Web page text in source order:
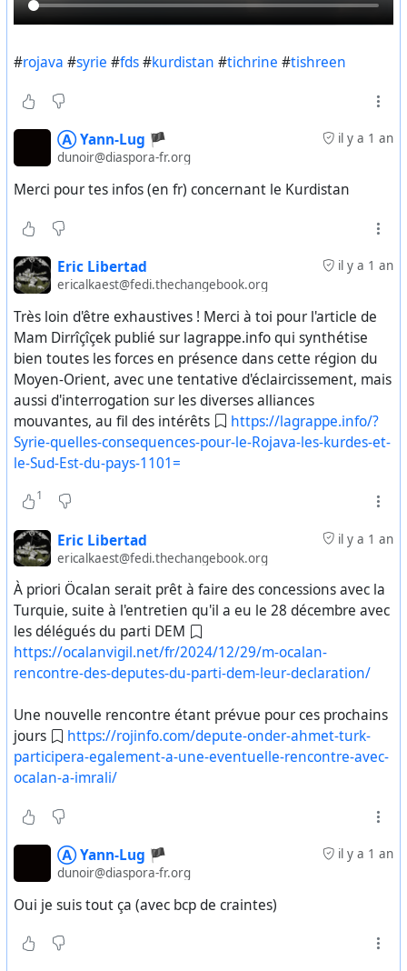
ont commencé à se diriger vers le barrage.
se rendent également au barrage. (ANF)
rojava
#rojava #syrie #fds#kurdistan #tichrine #tishreen
il y a 1 an
Ⓐ Yann-Lug 🏴
dunoir@diaspora-fr.org
Merci pour tes infos (en fr) concernant le Kurdistan
il y a 1 an
Eric Libertad
ericalkaest@fedi.thechangebook.org
Très loin d'être exhaustives ! Merci à toi pour l'article de
Mam Dirrîçîçek publié sur lagrappe.info qui synthétise
bien toutes les forces en présence dans cette région du
Moyen-Orient, avec une tentative d'éclaircissement, mais
aussi d'interrogation sur les diverses alliances
mouvantes, au fil des intérêts
https://lagrappe.info/?
Syrie-quelles-consequences-pour-le-Rojava-les-kurdes-et-
le-Sud-Est-du-pays-1101=
1
il y a 1 an
Eric Libertad
ericalkaest@fedi.thechangebook.org
À priori Öcalan serait prêt à faire des concessions avec la
Turquie, suite à l'entretien qu'il a eu le 28 décembre avec
les délégués du parti DEM
https://ocalanvigil.net/fr/2024/12/29/m-ocalan-
rencontre-des-deputes-du-parti-dem-leur-declaration/
Une nouvelle rencontre étant prévue pour ces prochains
jours
https://rojinfo.com/depute-onder-ahmet-turk-
participera-egalement-a-une-eventuelle-rencontre-avec-
ocalan-a-imrali/
il y a 1 an
Ⓐ Yann-Lug 🏴
dunoir@diaspora-fr.org
Oui je suis tout ça (avec bcp de craintes)